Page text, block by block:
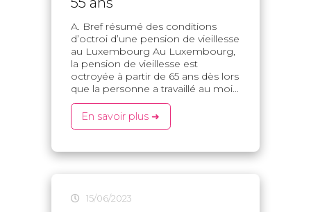
A. Bref résumé des conditions
d’octroi d’une pension de vieillesse
au Luxembourg Au Luxembourg,
la pension de vieillesse est
octroyée à partir de 65 ans dès lors
que la personne a travaillé au moi...
En savoir plus ➜
15/06/2023